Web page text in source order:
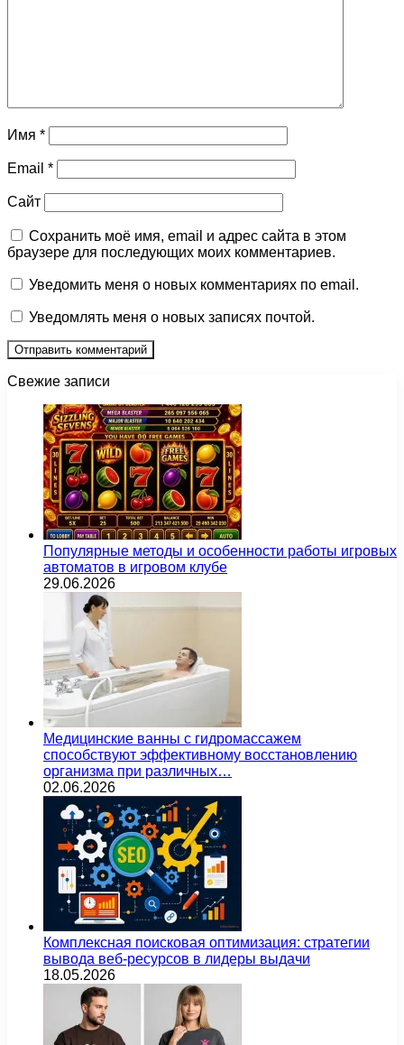
Имя *
Email *
Сайт
Сохранить моё имя, email и адрес сайта в этом
браузере для последующих моих комментариев.
Уведомить меня о новых комментариях по email.
Уведомлять меня о новых записях почтой.
Свежие записи
Популярные методы и особенности работы игровых
автоматов в игровом клубе
29.06.2026
Медицинские ванны с гидромассажем
способствуют эффективному восстановлению
организма при различных…
02.06.2026
Комплексная поисковая оптимизация: стратегии
вывода веб-ресурсов в лидеры выдачи
18.05.2026